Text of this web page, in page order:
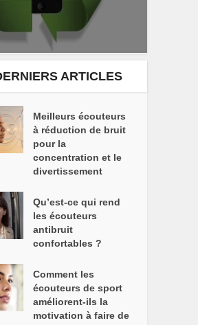
ARTICLES
Meilleurs écouteurs
à réduction de bruit
pour la
concentration et le
divertissement
Qu’est-ce qui rend
les écouteurs
antibruit
confortables ?
Comment les
écouteurs de sport
améliorent-ils la
motivation à faire de